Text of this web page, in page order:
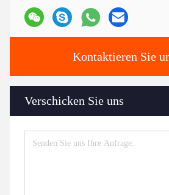
Kontaktieren Sie
Verschicken Sie uns